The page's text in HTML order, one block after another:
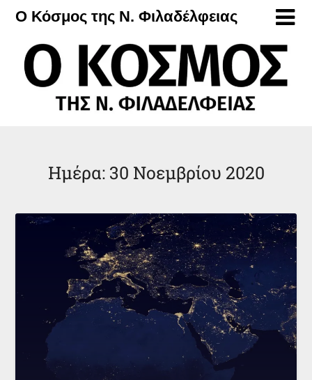
Μετάβαση
περιεχόμενο
Ο Κόσμος της Ν. Φιλαδέλφειας
Ημέρα: 30 Νοεμβρίου 2020